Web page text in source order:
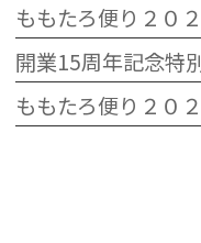
ももたろ便り２０
開業15周年記念特
ももたろ便り２０